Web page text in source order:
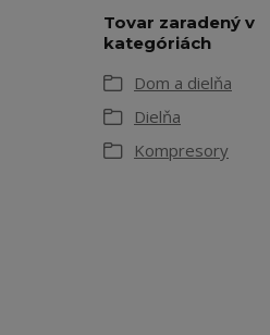
Tovar zaradený v
kategóriách
Dom a dielňa
Dielňa
Kompresory